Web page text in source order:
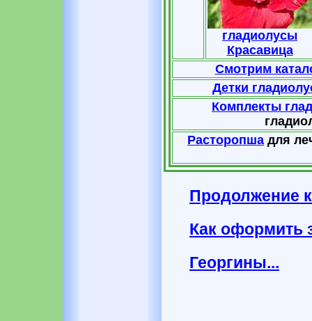
гладиолусы
Красавица
Смотрим
Детки
Комплекты
Расторопша для
Продолжение
Как оформить
Георгины...